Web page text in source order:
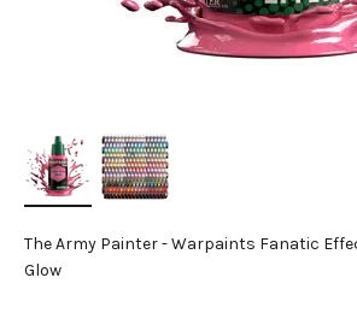
The Army Painter - Warpaints Fanatic
Glow